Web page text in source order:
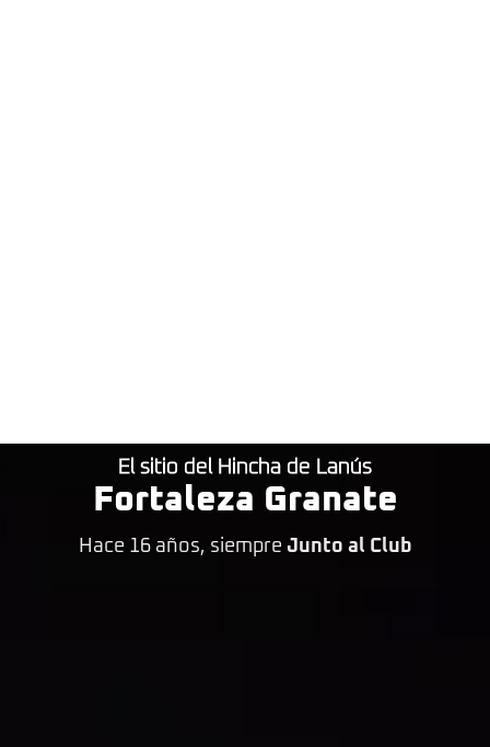
El sitio del Hincha de Lanús
Fortaleza Granate
Hace 16 años, siempre Junto al Club